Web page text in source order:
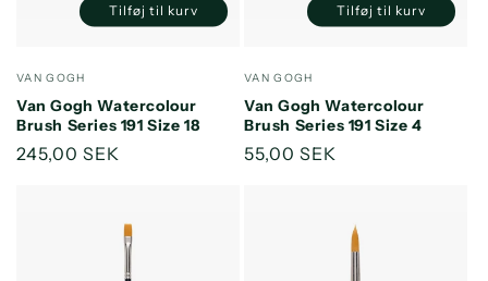
Forhandler:
VAN GOGH
Van Gogh Watercolour
Brush Series 191 Size 18
Normalpris
245,00 SEK
Reducer
Default
Title
Øg
Title
Tilføj til kurv
Forhandler:
VAN GOGH
Van Gogh Watercolour
Brush Series 191 Size 4
Normalpris
55,00 SEK
Reducer
Default
Title
Øg
Title
Tilføj til kurv